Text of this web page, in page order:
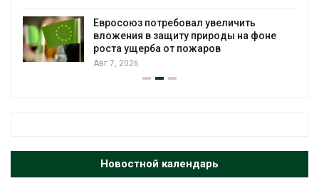
Евросоюз потребовал увеличить
вложения в защиту природы на фоне
роста ущерба от пожаров
Авг 7, 2026
Новостной календарь